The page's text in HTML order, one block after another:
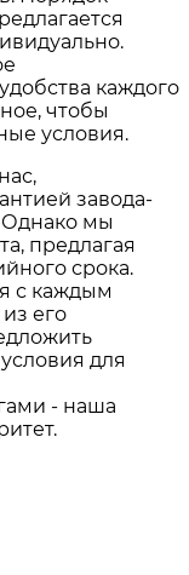
каждого
чтобы
условия.
завода-
Однако мы
предлагая
срока.
с каждым
его
для
- наша